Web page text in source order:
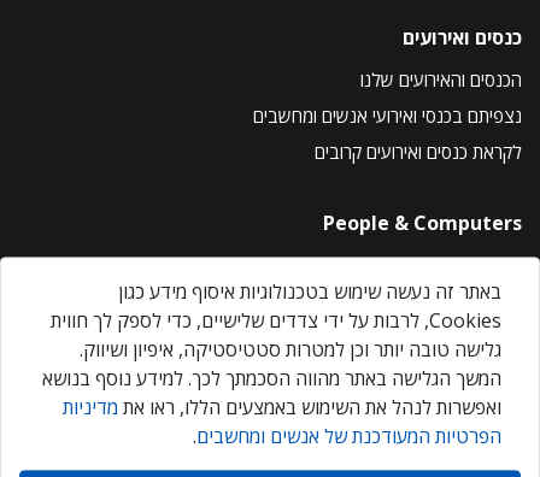
כנסים ואירועים
הכנסים והאירועים שלנו
נצפיתם בכנסי ואירועי אנשים ומחשבים
לקראת כנסים ואירועים קרובים
People & Computers
About Us
Privacy Policy
Contact Us
Our Events
אנשים ומחשבים © 2026 – כל הזכויות שמורות
באתר זה נעשה שימוש בטכנולוגיות איסוף מידע כגון
Cookies, לרבות על ידי צדדים שלישיים, כדי לספק לך חווית
גלישה טובה יותר וכן למטרות סטטיסטיקה, איפיון ושיווק.
המשך הגלישה באתר מהווה הסכמתך לכך. למידע נוסף בנושא
ואפשרות לנהל את השימוש באמצעים הללו, ראו את מדיניות
הפרטיות המעודכנת של אנשים ומחשבים.